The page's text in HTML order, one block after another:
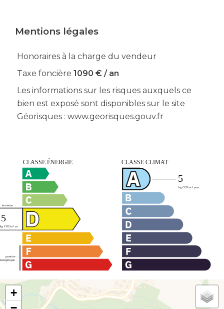
Mentions légales
Honoraires à la charge du vendeur
Taxe foncière 1090 € / an
Les informations sur les risques auxquels ce
bien est exposé sont disponibles sur le site
Géorisques : www.georisques.gouv.fr
+